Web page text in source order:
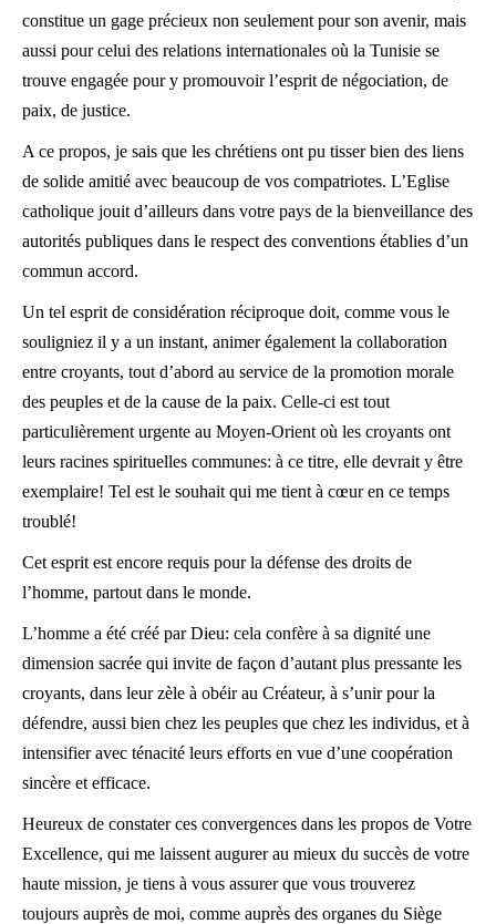
constitue un gage précieux non seulement pour son avenir, mais
aussi pour celui des relations internationales où la Tunisie se
trouve engagée pour y promouvoir l’esprit de négociation, de
paix, de justice.
A ce propos, je sais que les chrétiens ont pu tisser bien des liens
de solide amitié avec beaucoup de vos compatriotes. L’Eglise
catholique jouit d’ailleurs dans votre pays de la bienveillance des
autorités publiques dans le respect des conventions établies d’un
commun accord.
Un tel esprit de considération réciproque doit, comme vous le
souligniez il y a un instant, animer également la collaboration
entre croyants, tout d’abord au service de la promotion morale
des peuples et de la cause de la paix. Celle-ci est tout
particulièrement urgente au Moyen-Orient où les croyants ont
leurs racines spirituelles communes: à ce titre, elle devrait y être
exemplaire! Tel est le souhait qui me tient à cœur en ce temps
troublé!
Cet esprit est encore requis pour la défense des droits de
l’homme, partout dans le monde.
L’homme a été créé par Dieu: cela confère à sa dignité une
dimension sacrée qui invite de façon d’autant plus pressante les
croyants, dans leur zèle à obéir au Créateur, à s’unir pour la
défendre, aussi bien chez les peuples que chez les individus, et à
intensifier avec ténacité leurs efforts en vue d’une coopération
sincère et efficace.
Heureux de constater ces convergences dans les propos de Votre
Excellence, qui me laissent augurer au mieux du succès de votre
haute mission, je tiens à vous assurer que vous trouverez
toujours auprès de moi, comme auprès des organes du Siège